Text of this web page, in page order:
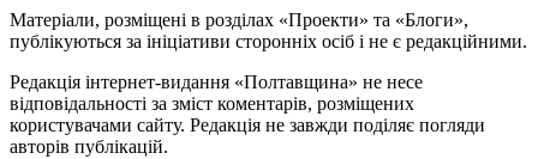
Матеріали, розміщені в розділах «Проекти» та «Блоги»,
публікуються за ініціативи сторонніх осіб і не є редакційними.
Редакція інтернет-видання «Полтавщина» не несе
відповідальності за зміст коментарів, розміщених
користувачами сайту. Редакція не завжди поділяє погляди
авторів публікацій.